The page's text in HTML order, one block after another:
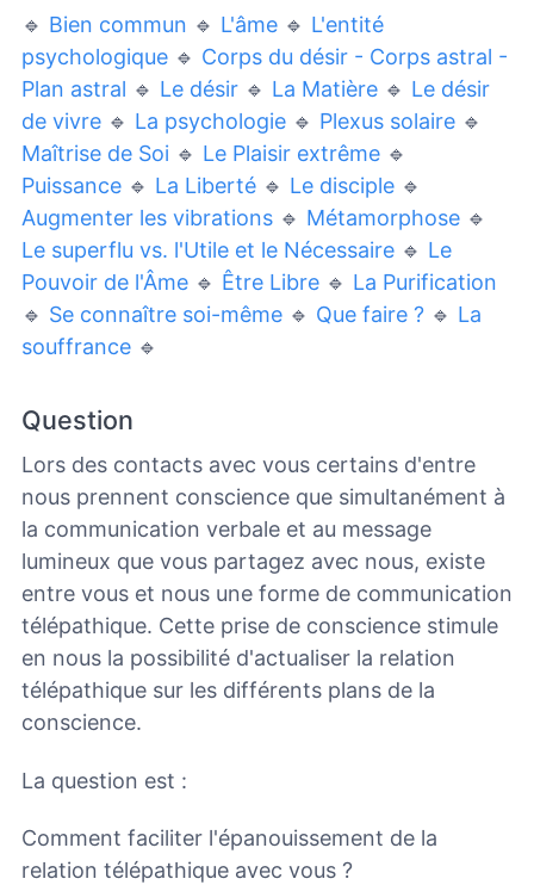
🔹 Bien commun 🔹 L'âme 🔹 L'entité
psychologique 🔹 Corps du désir - Corps astral -
Plan astral 🔹 Le désir 🔹 La Matière 🔹 Le désir
de vivre 🔹 La psychologie 🔹 Plexus solaire 🔹
Maîtrise de Soi 🔹 Le Plaisir extrême 🔹
Puissance 🔹 La Liberté 🔹 Le disciple 🔹
Augmenter les vibrations 🔹 Métamorphose 🔹
Le superflu vs. l'Utile et le Nécessaire 🔹 Le
Pouvoir de l'Âme 🔹 Être Libre 🔹 La Purification
🔹 Se connaître soi-même 🔹 Que faire ? 🔹 La
souffrance 🔹
Question
Lors des contacts avec vous certains d'entre
nous prennent conscience que simultanément à
la communication verbale et au message
lumineux que vous partagez avec nous, existe
entre vous et nous une forme de communication
télépathique. Cette prise de conscience stimule
en nous la possibilité d'actualiser la relation
télépathique sur les différents plans de la
conscience.
La question est :
Comment faciliter l'épanouissement de la
relation télépathique avec vous ?